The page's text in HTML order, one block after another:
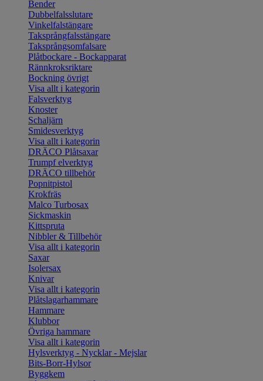
Bender
Dubbelfalsslutare
Vinkelfalstängare
Taksprångfalsstängare
Taksprångsomfalsare
Plåtbockare - Bockapparat
Rännkroksriktare
Bockning övrigt
Visa allt i kategorin
Falsverktyg
Knoster
Schaljärn
Smidesverktyg
Visa allt i kategorin
DRÄCO Plåtsaxar
Trumpf elverktyg
DRÄCO tillbehör
Popnitpistol
Krokfräs
Malco Turbosax
Sickmaskin
Kittspruta
Nibbler & Tillbehör
Visa allt i kategorin
Saxar
Isolersax
Knivar
Visa allt i kategorin
Plåtslagarhammare
Hammare
Klubbor
Övriga hammare
Visa allt i kategorin
Hylsverktyg - Nycklar - Mejslar
Bits-Borr-Hylsor
Byggkem